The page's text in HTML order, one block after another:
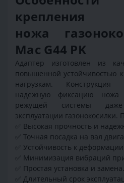
крепления
ножа
Mac G44 PK
Адаптер изготовлен из
повышенной устойчивостью
нагрузкам. Конструкция
надежную фиксацию ножа
режущей системы
эксплуатации
Высокая прочность и
Точная посадка на вал
Устойчивость к деформации.
Минимизация вибраций
Простая установка и замена.
Длительный срок